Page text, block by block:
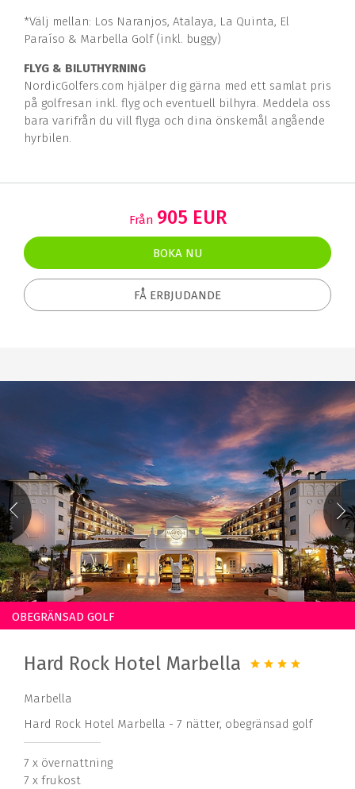
*Välj mellan: Los Naranjos, Atalaya, La Quinta, El
Paraíso & Marbella Golf (inkl. buggy)
FLYG & BILUTHYRNING
NordicGolfers.com hjälper dig gärna med ett samlat pris
på golfresan inkl. flyg och eventuell bilhyra. Meddela oss
bara varifrån du vill flyga och dina önskemål angående
hyrbilen.
Från 905 EUR
BOKA NU
FÅ ERBJUDANDE
OBEGRÄNSAD GOLF
Hard Rock Hotel Marbella
Marbella
Hard Rock Hotel Marbella - 7 nätter, obegränsad golf
7 x övernattning
7 x frukost